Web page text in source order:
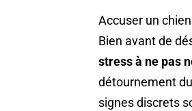
Accuser un
Bien avant de
stress à ne pas
détournement
signes discrets